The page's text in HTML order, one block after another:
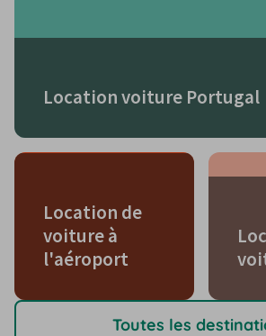
Location voiture Portugal
Location de
voiture à
l'aéroport
Toutes les